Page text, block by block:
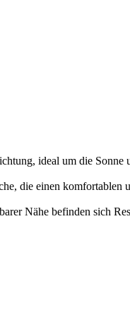
ideal um die
die einen komfortablen
Nähe befinden sich